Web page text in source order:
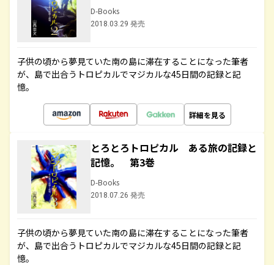
D-Books
2018.03.29 発売
子供の頃から夢見ていた南の島に滞在することになった筆者
が、島で出合うトロピカルでマジカルな45日間の記録と記
憶。
詳細を見る
とろとろトロピカル ある旅の記録と
記憶。 第3巻
D-Books
2018.07.26 発売
子供の頃から夢見ていた南の島に滞在することになった筆者
が、島で出合うトロピカルでマジカルな45日間の記録と記
憶。